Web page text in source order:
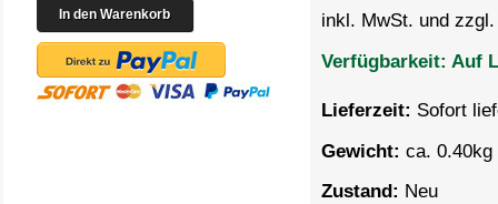
inkl. MwSt. und
Verfügbarkeit: Auf
Lieferzeit: Sofort
Gewicht: ca. 0.40kg
Zustand: Neu